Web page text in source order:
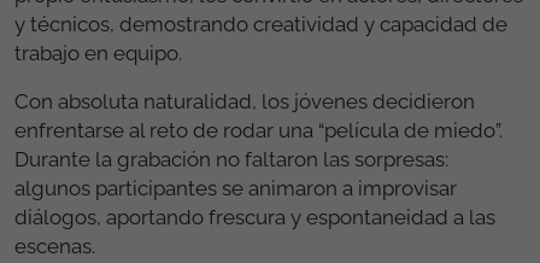
y técnicos, demostrando creatividad y capacidad de
trabajo en equipo.
Con absoluta naturalidad, los jóvenes decidieron
enfrentarse al reto de rodar una “película de miedo”.
Durante la grabación no faltaron las sorpresas:
algunos participantes se animaron a improvisar
diálogos, aportando frescura y espontaneidad a las
escenas.